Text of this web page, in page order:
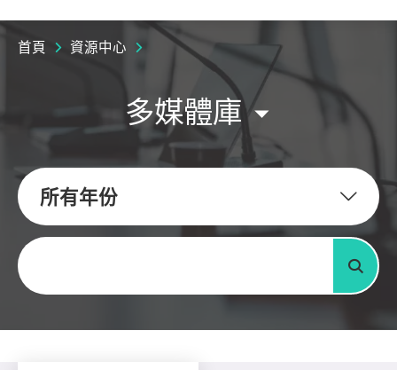
首頁 資源中心
多媒體庫
所有年份
關鍵字
搜尋